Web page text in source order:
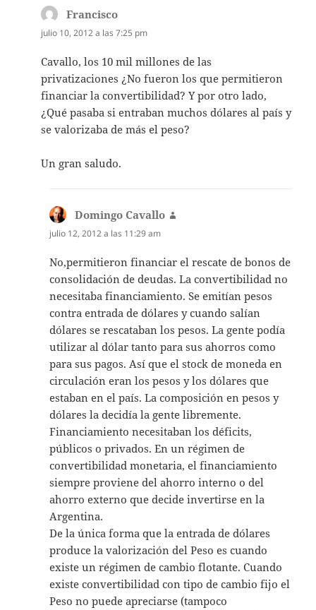
Francisco
julio 10, 2012 a las 7:25 pm
Cavallo, los 10 mil millones de las
privatizaciones ¿No fueron los que permitieron
financiar la convertibilidad? Y por otro lado,
¿Qué pasaba si entraban muchos dólares al país y
se valorizaba de más el peso?
Un gran saludo.
Domingo Cavallo
julio 12, 2012 a las 11:29 am
No,permitieron financiar el rescate de bonos de
consolidación de deudas. La convertibilidad no
necesitaba financiamiento. Se emitían pesos
contra entrada de dólares y cuando salían
dólares se rescataban los pesos. La gente podía
utilizar al dólar tanto para sus ahorros como
para sus pagos. Así que el stock de moneda en
circulación eran los pesos y los dólares que
estaban en el país. La composición en pesos y
dólares la decidía la gente libremente.
Financiamiento necesitaban los déficits,
públicos o privados. En un régimen de
convertibilidad monetaria, el financiamiento
siempre proviene del ahorro interno o del
ahorro externo que decide invertirse en la
Argentina.
De la única forma que la entrada de dólares
produce la valorización del Peso es cuando
existe un régimen de cambio flotante. Cuando
existe convertibilidad con tipo de cambio fijo el
Peso no puede apreciarse (tampoco